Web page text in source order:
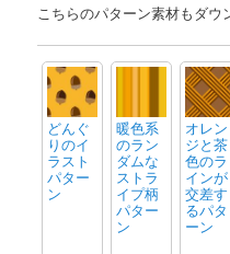
こちらのパターン素材もダウ
どんぐ
りのイ
ラスト
パター
ン
暖色系
のラン
ダムな
ストラ
イプ柄
パター
ン
オレン
ジと茶
色のラ
インが
交差す
るパタ
ーン